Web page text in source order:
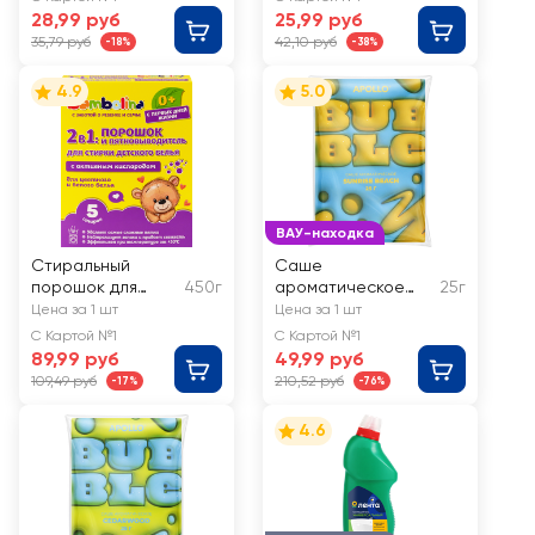
28,99 руб
35,79 руб -18%
25,99 руб
42,10 руб -38%
4.9
Стиральный
порошок для
детского белья
BAMBOLINA
Универсальный
450г
Цена за 1 шт
С Картой №1
89,99 руб
109,49 руб -17%
ВАУ-находка
5.0
Саше
ароматическое
APOLLO Bubble
Sunrise beach, Арт.
BBB-23
25г
Цена за 1 шт
С Картой №1
49,99 руб
210,52 руб -76%
4.6